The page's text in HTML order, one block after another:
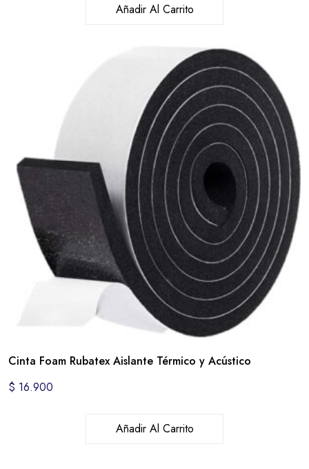
Añadir Al Carrito
Cinta Foam Rubatex Aislante Térmico y Acústico
$ 16.900
Añadir Al Carrito